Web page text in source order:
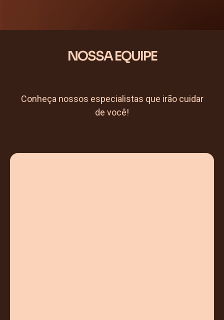
NOSSA EQUIPE
Conheça nossos especialistas que irão cuidar
de você!